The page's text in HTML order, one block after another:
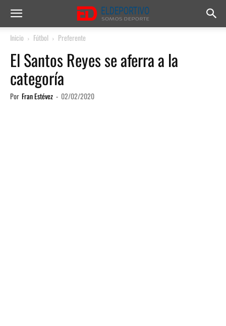
Inicio Fútbol Preferente
El Santos Reyes se aferra a la
categoría
Por Fran Estévez - 02/02/2020